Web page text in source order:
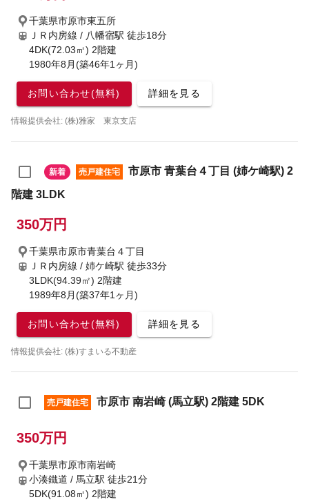
千葉県市原市東五所
ＪＲ内房線 / 八幡宿駅 徒歩18分
4DK(72.03㎡) 2階建
1980年8月(築46年1ヶ月)
お問い合わせ(無料) 詳細を見る
情報提供会社: (株)雅家 東京支店
新着 売戸建住宅
市原市 青葉台４丁目 (姉ケ崎駅) 2
階建 3LDK
350万円
千葉県市原市青葉台４丁目
ＪＲ内房線 / 姉ケ崎駅 徒歩33分
3LDK(94.39㎡) 2階建
1989年8月(築37年1ヶ月)
お問い合わせ(無料) 詳細を見る
情報提供会社: (株)すまいる不動産
売戸建住宅 市原市 南岩崎 (馬立駅) 2階建 5DK
350万円
千葉県市原市南岩崎
小湊鐵道 / 馬立駅 徒歩21分
5DK(91.08㎡) 2階建